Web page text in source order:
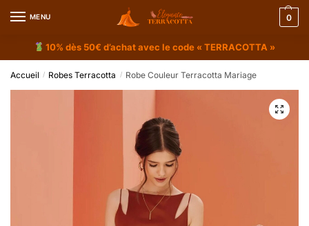
MENU 0
10% dès 50€ d’achat avec le code « TERRACOTTA »
Accueil / Robes Terracotta / Robe Couleur Terracotta Mariage